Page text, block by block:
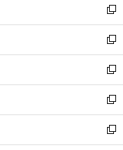
で
開
く
ド
ウ
で
開
く
ィ
ン
ド
ウ
で
開
く
い
ウ
ィ
ン
ド
ウ
で
開
く
新
し
い
ウ
ィ
ン
ド
ウ
で
開
新
し
い
ウ
ィ
ン
ド
ウ
新
し
い
ウ
ィ
ン
新
し
い
ウ
新
し